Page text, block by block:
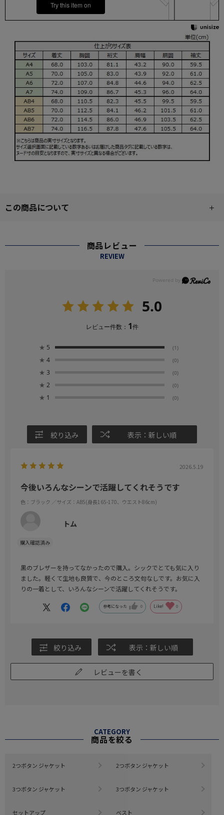
Try this item on
この商品について
商品レビュー
REVIEW
5.0
レビュー件数： 1件
★ 5 (1)
★ 4 (0)
★ 3 (0)
★ 2 (0)
★ 1 (0)
絞り込み 表示：新しい順
2026.5.19
今後いろんなシーンで活躍してくれそうです
色：ブラック ／サイズ：AB5(身長165-170、ウエスト86cm)
トム
黒のブレザーを持ってなかったので購入。シックでとても気に入り
ました。軽くて生地も良質で、今のところ文句なしです。お気に入
りの一着として、いろんなシーンで活躍してくれそうです。
参考になった 0 Like! 0
絞り込み 表示：新しい順
レビューを書く
CATEGORY
商品を絞る
2つボタン ジャケット 2つボタン ジャケット
3つボタン ジャケット 3つボタン ジャケット
セットアップ ベスト